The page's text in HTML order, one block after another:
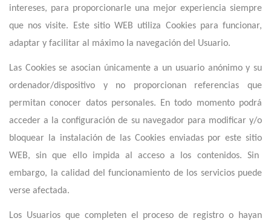
intereses, para proporcionarle una mejor experiencia siempre
que nos visite. Este sitioWEB utiliza Cookies para funcionar,
adaptar y facilitar al máximo la navegación del Usuario.
Las Cookies se asocian únicamente a un usuario anónimo y su
ordenador/dispositivo y no proporcionan referencias que
permitan conocer datos personales. En todo momento podrá
acceder a la configuración de su navegador para modificar y/o
bloquear la instalación de las Cookies enviadas poreste sitio
WEB, sin que ello impida al acceso a los contenidos. Sin
embargo, la calidad del funcionamiento de los servicios puede
verse afectada.
Los Usuarios que completen el proceso de registro o hayan